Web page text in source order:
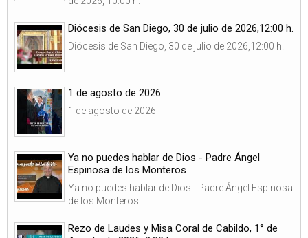
Diócesis de San Diego, 30 de julio de 2026,12:00 h.
Diócesis de San Diego, 30 de julio de 2026,12:00 h.
1 de agosto de 2026
1 de agosto de 2026
Ya no puedes hablar de Dios - Padre Ángel
Espinosa de los Monteros
Ya no puedes hablar de Dios - Padre Ángel Espinosa
de los Monteros
Rezo de Laudes y Misa Coral de Cabildo, 1° de